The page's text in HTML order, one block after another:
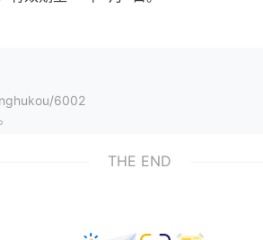
6002
THE END